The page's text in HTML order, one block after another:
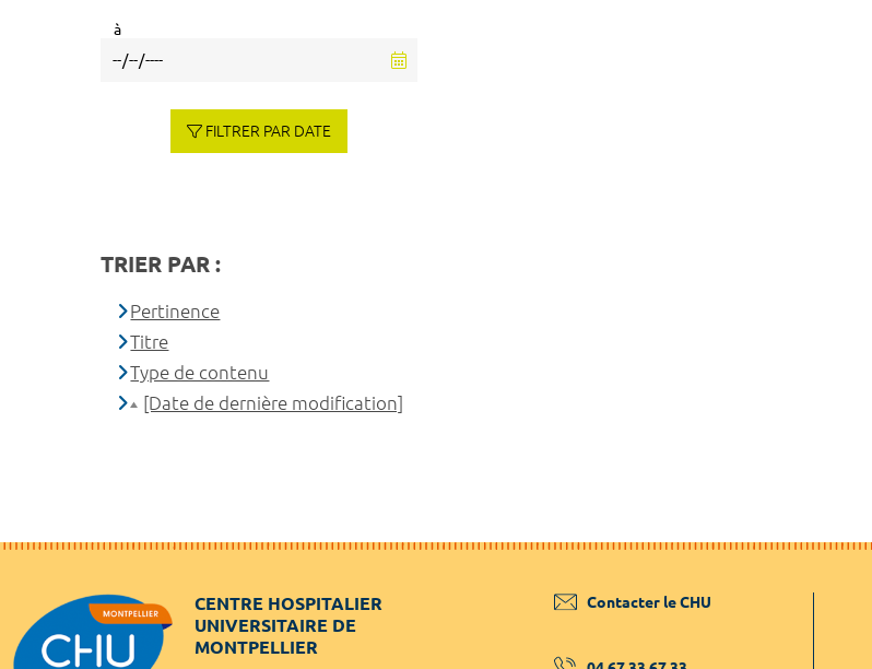
à
FILTRER PAR DATE
TRIER PAR :
Pertinence
Titre
Type de contenu
[Date de dernière modification]
CENTRE HOSPITALIER
UNIVERSITAIRE DE
MONTPELLIER
Contacter le CHU